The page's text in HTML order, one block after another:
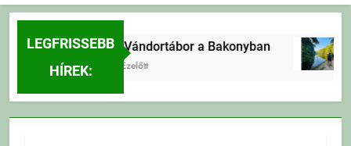
LEGFRISSEBB
HÍREK:
Erdei Vándortábor a Bakonyban
3 Nap Ezelőtt